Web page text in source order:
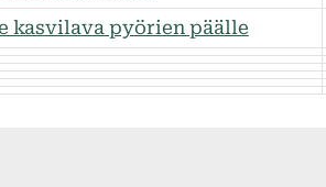
kasvilava pyörien päälle